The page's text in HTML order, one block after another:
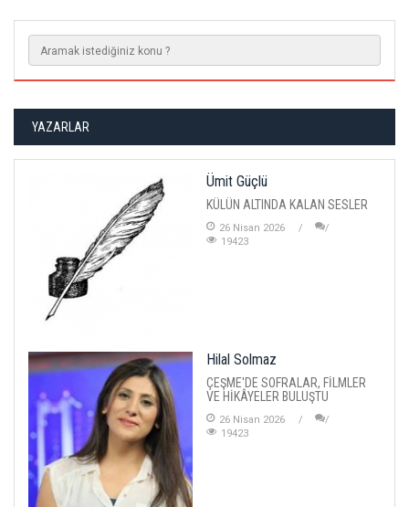
YAZARLAR
Ümit Güçlü
KÜLÜN ALTINDA KALAN SESLER
26 Nisan 2026
19423
Hilal Solmaz
ÇEŞME'DE SOFRALAR, FİLMLER
VE HİKÂYELER BULUŞTU
26 Nisan 2026
19423